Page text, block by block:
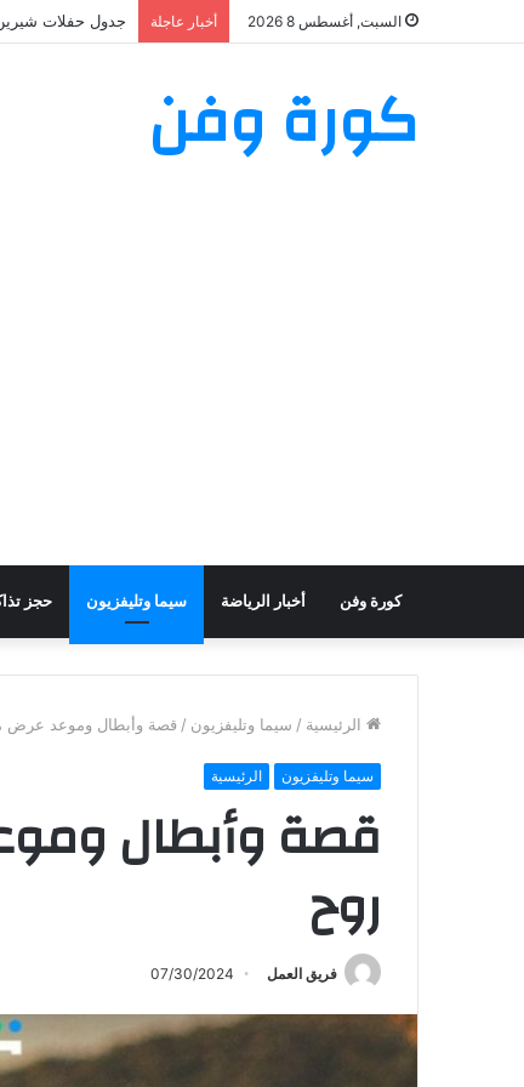
السبت, أغسطس 8 2026 أخبار عاجلة جدول حفلات شيرين عبد الوهاب 2026: تعرف على
كورة وفن
كورة وفن أخبار الرياضة سيما وتليفزيون حجز
الرئيسية / سيما وتليفزيون / قصة وأبطال وموعد عرض
سيما وتليفزيون الرئيسية
قصة وأبطال
روح
فريق العمل 07/30/2024